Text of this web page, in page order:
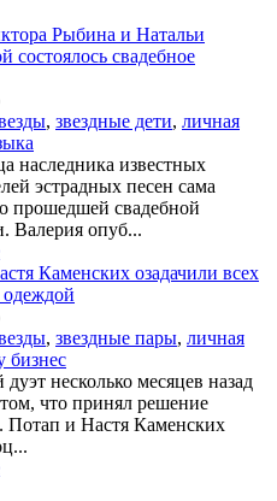
Рыбина и Натальи
состоялось свадебное
, звездные дети, личная
наследника известных
эстрадных песен сама
прошедшей свадебной
Валерия опуб...
Каменских озадачили всех
одеждой
, звездные пары, личная
бизнес
несколько месяцев назад
что принял решение
Потап и Настя Каменских